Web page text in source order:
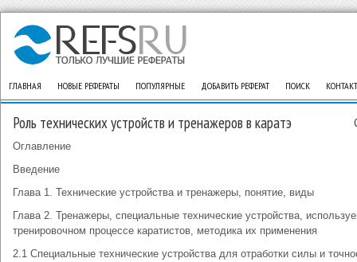
ГЛАВНАЯ НОВЫЕ РЕФЕРАТЫ ПОПУЛЯРНЫЕ ДОБАВИТЬ РЕФЕРАТ ПОИСК
Роль технических устройств и тренажеров в каратэ
Оглавление
Введение
Глава 1. Технические устройства и тренажеры, понятие, виды
Глава 2. Тренажеры, специальные технические устройства,
тренировочном процессе каратистов, методика их применения
2.1 Специальные технические устройства для отработки силы и